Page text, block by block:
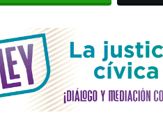
Parques
Carlos
bots rumbo